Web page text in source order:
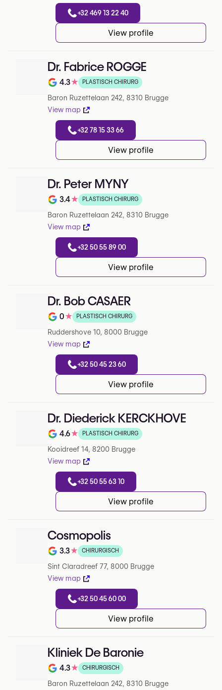
+32 469 13 22 40
View profile
Dr. Fabrice ROGGE
Beoordeling op 5 op Google
4.3★ PLASTISCH CHIRURG
Baron Ruzettelaan 242, 8310 Brugge
View map
+32 78 15 33 66
View profile
Dr. Peter MYNY
Beoordeling op 5 op Google
3.4★ PLASTISCH CHIRURG
Baron Ruzettelaan 242, 8310 Brugge
View map
+32 50 55 89 00
View profile
Dr. Bob CASAER
Beoordeling op 5 op Google
0★ PLASTISCH CHIRURG
Ruddershove 10, 8000 Brugge
View map
+32 50 45 23 60
View profile
Dr. Diederick KERCKHOVE
Beoordeling op 5 op Google
4.6★ PLASTISCH CHIRURG
Kooidreef 14, 8200 Brugge
View map
+32 50 55 63 10
View profile
Cosmopolis
Beoordeling op 5 op Google
3.3★ CHIRURGISCH
Sint Claradreef 77, 8000 Brugge
View map
+32 50 45 60 00
View profile
Kliniek De Baronie
Beoordeling op 5 op Google
4.3★ CHIRURGISCH
Baron Ruzettelaan 242, 8310 Brugge